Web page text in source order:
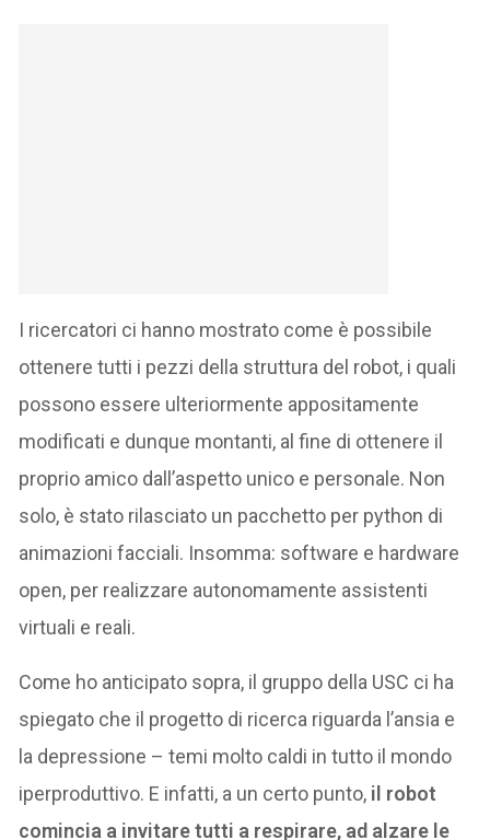
I ricercatori ci hanno mostrato come è possibile
ottenere tutti i pezzi della struttura del robot, i quali
possono essere ulteriormente appositamente
modificati e dunque montanti, al fine di ottenere il
proprio amico dall’aspetto unico e personale. Non
solo, è stato rilasciato un pacchetto per python di
animazioni facciali. Insomma: software e hardware
open, per realizzare autonomamente assistenti
virtuali e reali.
Come ho anticipato sopra, il gruppo della USC ci ha
spiegato che il progetto di ricerca riguarda l’ansia e
la depressione – temi molto caldi in tutto il mondo
iperproduttivo. E infatti, a un certo punto, il robot
comincia a invitare tutti a respirare, ad alzare le